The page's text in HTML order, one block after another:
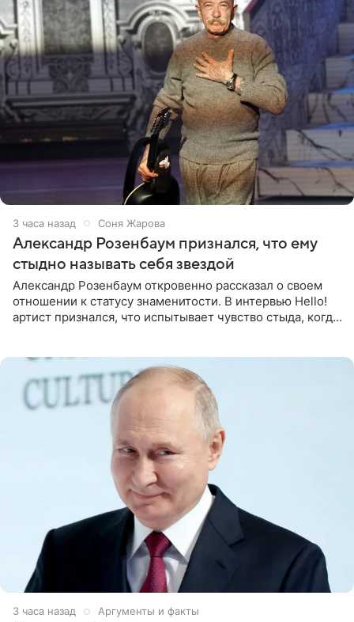
3 часа назад Соня Жарова
Александр Розенбаум признался, что ему
стыдно называть себя звездой
Александр Розенбаум откровенно рассказал о своем
отношении к статусу знаменитости. В интервью Hello!
артист признался, что испытывает чувство стыда, когда
3 часа назад Аргументы и факты